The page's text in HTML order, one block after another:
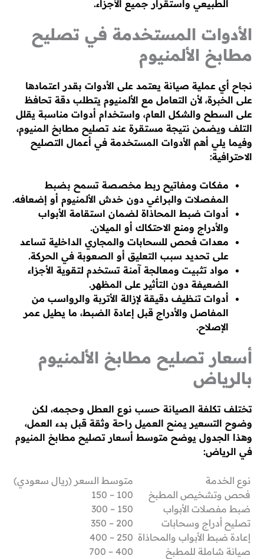
الطبيعي واستقرار جميع الأجزاء.
الأدوات المستخدمة في تصليح
مطابخ الألمنيوم
نجاح أي عملية صيانة يعتمد على الأدوات بقدر اعتمادها
على الخبرة، لأن التعامل مع الألمنيوم يتطلب دقة تحافظ
على السطح والشكل العام، واستخدام أدوات مناسبة يقلل
التلف ويضمن نتيجة مستقرة عند تصليح مطابخ المنيوم،
وفيما يلي أهم الأدوات المستخدمة في أعمال التصليح
الاحترافية:
مفكات ومفاتيح ربط مخصصة تسمح بضبط
المفصلات والبراغي دون خدش الألمنيوم أو إضعافه.
أدوات ضبط المحاذاة لضمان استقامة الأبواب
والأدراج ومنع الاحتكاك أو الميلان.
معدات فحص للسحابات والمجاري الداخلية تساعد
على تحديد سبب التعليق أو الصعوبة في الحركة.
مواد تثبيت ومعالجة آمنة تستخدم لتقوية الأجزاء
الضعيفة دون التأثير على المظهر.
أدوات تنظيف دقيقة لإزالة الأتربة والرواسب من
المفاصل والأدراج قبل إعادة الضبط، ما يطيل عمر
الإصلاح.
أسعار تصليح مطابخ الألمنيوم
بالرياض
تختلف تكلفة الصيانة حسب نوع العطل وحجمه، لكن
وضوح التسعير يمنح العميل راحة وثقة قبل بدء العمل،
وهذا الجدول يوضح متوسط أسعار تصليح مطابخ المنيوم
في الرياض:
نوع الخدمة
متوسط السعر (ريال سعودي)
فحص وتشخيص المطبخ
100 – 150
ضبط مفصلات الأبواب
150 – 300
تصليح أدراج وسحابات
200 – 350
إعادة ضبط الأبواب والمحاذاة 250 – 400
صيانة شاملة للمطبخ
400 – 700